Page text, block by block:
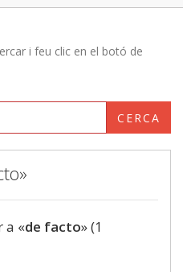
i feu clic en el botó de
CERCA
a «de facto» (1